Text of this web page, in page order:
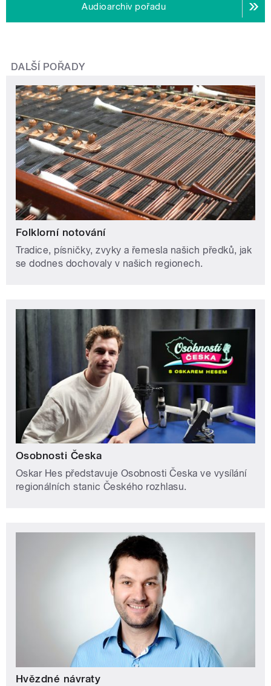
Audioarchiv pořadu
DALŠÍ POŘADY
Folklorní notování
Tradice, písničky, zvyky a řemesla našich předků, jak
se dodnes dochovaly v našich regionech.
Osobnosti Česka
Oskar Hes představuje Osobnosti Česka ve vysílání
regionálních stanic Českého rozhlasu.
Hvězdné návraty